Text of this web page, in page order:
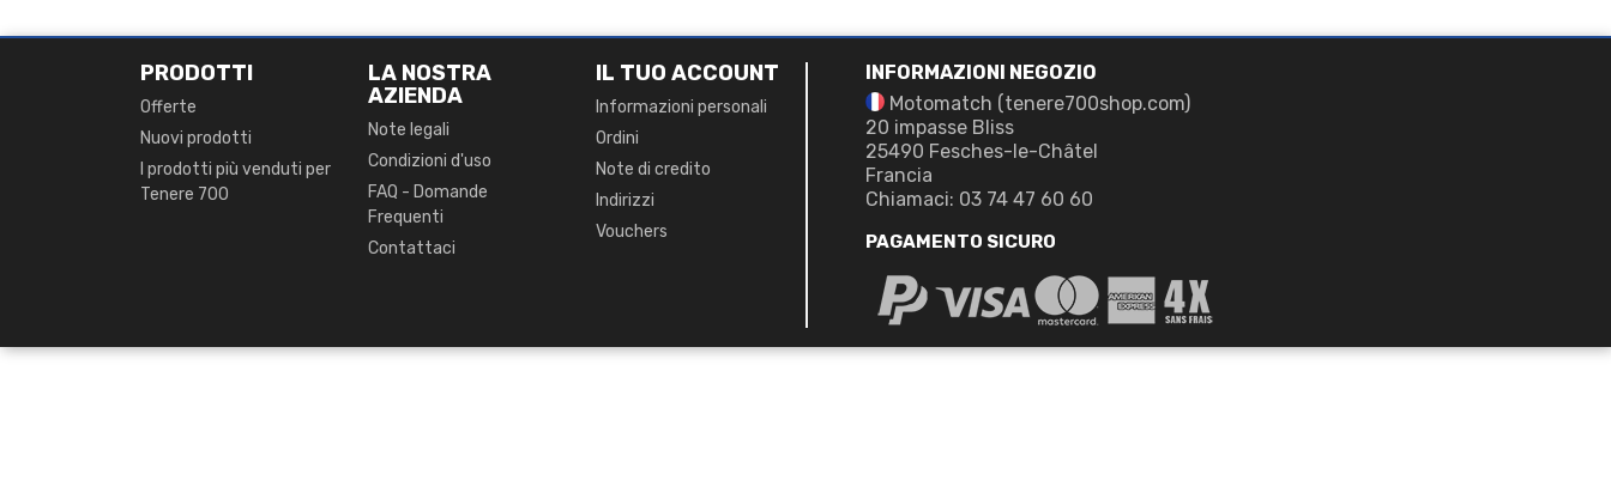
PRODOTTI
Offerte
Nuovi prodotti
I prodotti più venduti per
Tenere 700
LA NOSTRA
AZIENDA
Note legali
Condizioni d'uso
FAQ - Domande
Frequenti
Contattaci
IL TUO ACCOUNT
Informazioni personali
Ordini
Note di credito
Indirizzi
Vouchers
INFORMAZIONI NEGOZIO
Motomatch (tenere700shop.com)
20 impasse Bliss
25490 Fesches-le-Châtel
Francia
Chiamaci: 03 74 47 60 60
PAGAMENTO SICURO